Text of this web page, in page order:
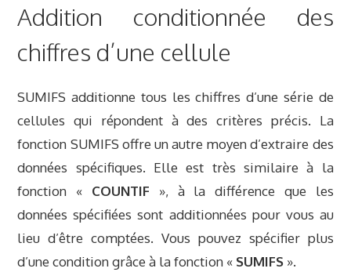
Addition conditionnée des
chiffres d’une cellule
SUMIFS additionne tous les chiffres d’une série de
cellules qui répondent à des critères précis. La
fonction SUMIFS offre un autre moyen d’extraire des
données spécifiques. Elle est très similaire à la
fonction « COUNTIF », à la différence que les
données spécifiées sont additionnées pour vous au
lieu d’être comptées. Vous pouvez spécifier plus
d’une condition grâce à la fonction « SUMIFS ».